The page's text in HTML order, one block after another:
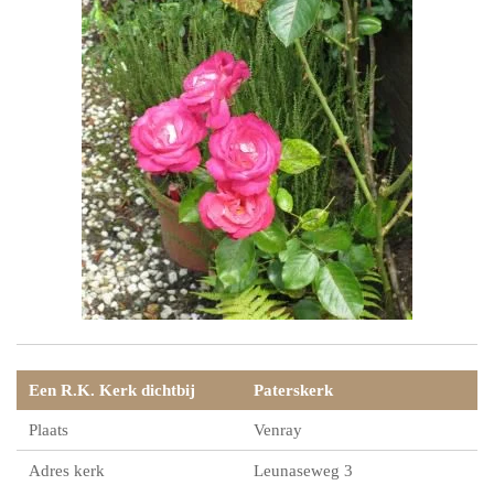
Een R.K. Kerk dichtbij Paterskerk
Plaats Venray
Adres kerk Leunaseweg 3